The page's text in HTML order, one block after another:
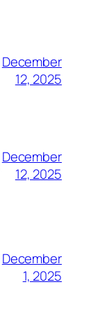
December
12, 2025
December
12, 2025
December
1, 2025